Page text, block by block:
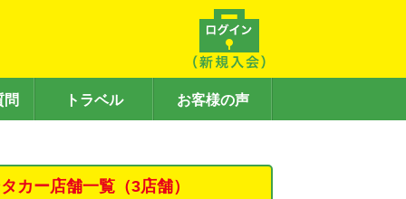
問 トラベル お客様の声
カー店舗一覧（3店舗）